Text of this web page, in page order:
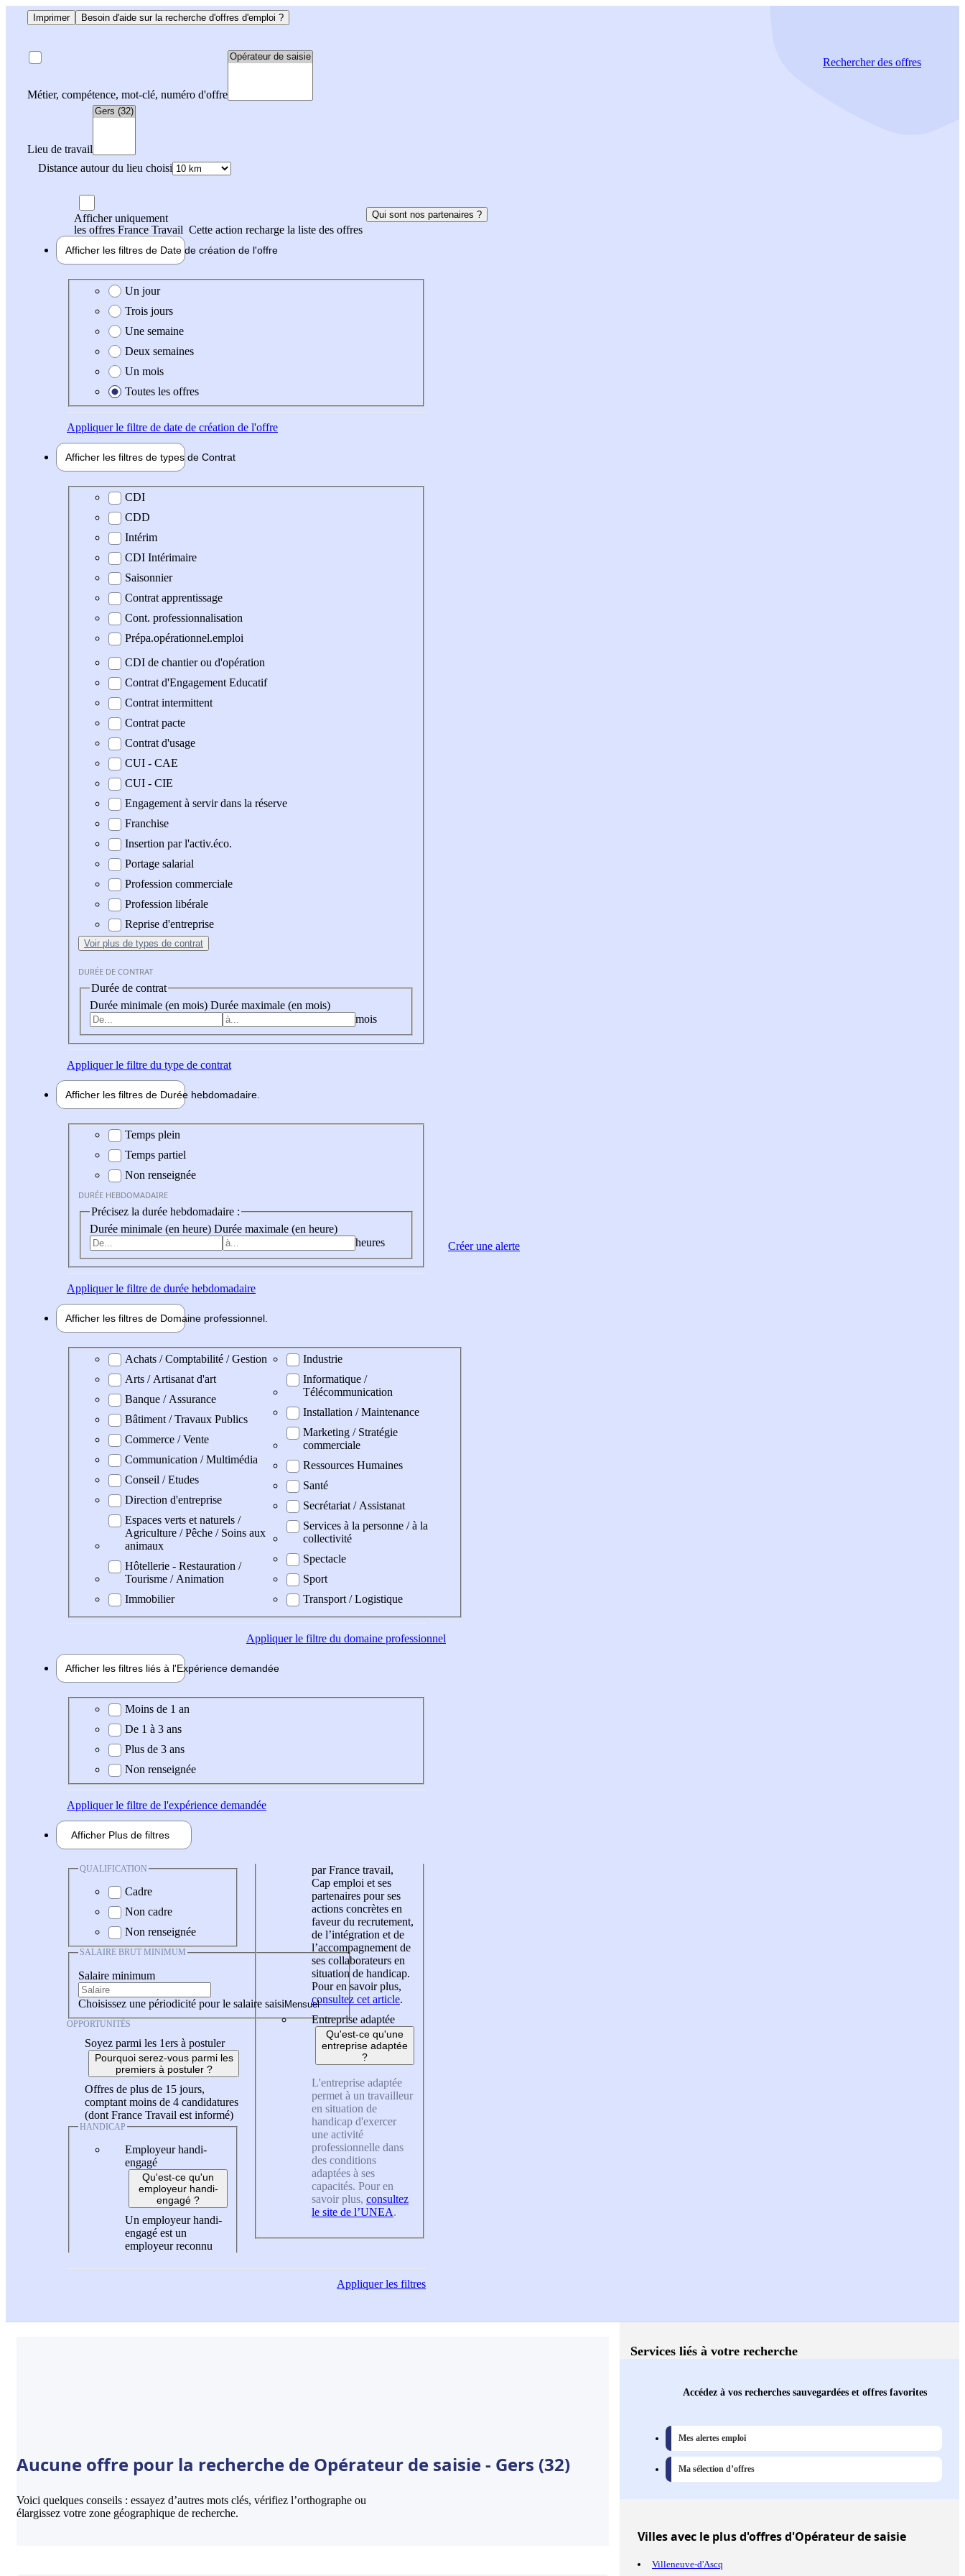
Imprimer Besoin d'aide sur la recherche d'offres d'emploi ?
Métier, compétence, mot-clé, numéro d'offre
Lieu de travail
Distance autour du lieu choisi
Rechercherdes offres
Afficher uniquement
les offres France Travail Cette action recharge la liste des offres
Qui sont nos partenaires ?
Afficher les filtres de Date de création de l'offre
Date de création de l'offre
Un jour
Trois jours
Une semaine
Deux semaines
Un mois
Toutes les offres
Appliquerle filtre de date de création de l'offre
Afficher les filtres de types de Contrat
Type de contrat
CDI
CDD
Intérim
CDI Intérimaire
Saisonnier
Contrat apprentissage
Cont. professionnalisation
Prépa.opérationnel.emploi
CDI de chantier ou d'opération
Contrat d'Engagement Educatif
Contrat intermittent
Contrat pacte
Contrat d'usage
CUI - CAE
CUI - CIE
Engagement à servir dans la réserve
Franchise
Insertion par l'activ.éco.
Portage salarial
Profession commerciale
Profession libérale
Reprise d'entreprise
Voir plus de types de contrat
DURÉE DE CONTRAT
Durée de contrat
Durée minimale (en mois) Durée maximale (en mois)
mois
Appliquerle filtre du type de contrat
Afficher les filtres de Durée hebdomadaire
Durée hebdomadaire
Temps plein
Temps partiel
Non renseignée
DURÉE HEBDOMADAIRE
Précisez la durée hebdomadaire :
Durée minimale (en heure) Durée maximale (en heure)
heures
Appliquerle filtre de durée hebdomadaire
Afficher les filtres de Domaine professionnel
Domaine professionel
Achats / Comptabilité / Gestion
Arts / Artisanat d'art
Banque / Assurance
Bâtiment / Travaux Publics
Commerce / Vente
Communication / Multimédia
Conseil / Etudes
Direction d'entreprise
Espaces verts et naturels /
Agriculture / Pêche / Soins aux
animaux
Hôtellerie - Restauration /
Tourisme / Animation
Immobilier
Industrie
Informatique /
Télécommunication
Installation / Maintenance
Marketing / Stratégie
commerciale
Ressources Humaines
Santé
Secrétariat / Assistanat
Services à la personne / à la
collectivité
Spectacle
Sport
Transport / Logistique
Appliquerle filtre du domaine professionnel
Afficher les filtres liés à l'Expérience demandée
Expérience demandée
Moins de 1 an
De 1 à 3 ans
Plus de 3 ans
Non renseignée
Appliquerle filtre de l'expérience demandée
Afficher Plus de filtres
QUALIFICATION
Cadre
Non cadre
Non renseignée
SALAIRE BRUT MINIMUM
Salaire minimum
Choisissez une périodicité pour le salaire saisi
OPPORTUNITÉS
Soyez parmi les 1ers à postuler
Pourquoi serez-vous parmi les
premiers à postuler ?
Offres de plus de 15 jours,
comptant moins de 4 candidatures
(dont France Travail est informé)
HANDICAP
Employeur handi-
engagé
Qu'est-ce qu'un
employeur handi-
engagé ?
Un employeur handi-
engagé est un
employeur reconnu
par France travail,
Cap emploi et ses
partenaires pour ses
actions concrètes en
faveur du recrutement,
de l’intégration et de
l’accompagnement de
ses collaborateurs en
situation de handicap.
Pour en savoir plus,
consultez cet article.
Entreprise adaptée
Qu'est-ce qu'une
entreprise adaptée
?
L'entreprise adaptée
permet à un travailleur
en situation de
handicap d'exercer
une activité
professionnelle dans
des conditions
adaptées à ses
capacités. Pour en
savoir plus, consultez
le site de l’UNEA.
Appliquerles filtres
Créer une alerte
Aucune offre pour la recherche de Opérateur de saisie - Gers (32)
Voici quelques conseils : essayez d’autres mots clés, vérifiez l’orthographe ou
élargissez votre zone géographique de recherche.
Services liés à votre recherche
Accédez à vos recherches sauvegardées et offres favorites
Mes alertes emploi
Ma sélection d’offres
Villesavec le plus d'offres d'Opérateur de saisie
Villeneuve-d'Ascq